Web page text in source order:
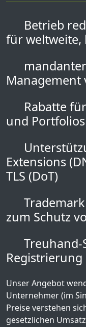
Betrieb
für weltweite,
Management
Rabatte
und
Extensions
TLS (DoT)
zum Schutz
Treuhand-
Registrierung
Unser Angebot
Unternehmer (im
Preise verstehen
gesetzlichen